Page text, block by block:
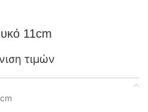
11cm
τιμών